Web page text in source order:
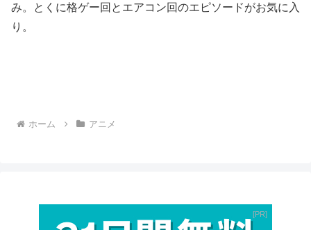
み。とくに格ゲー回とエアコン回のエピソードがお気に入
り。
ホーム アニメ
PR